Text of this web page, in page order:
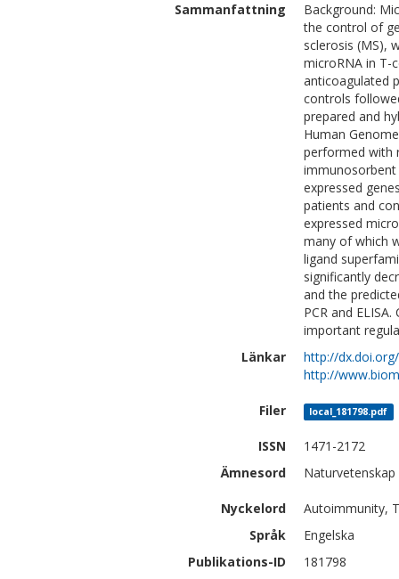
Sammanfattning
Background:
the control of
sclerosis (MS),
microRNA in T-
anticoagulated
controls
prepared and
Human
performed with
immunosorbent
expressed
patients and
expressed
many of which
ligand
significantly
and the
PCR and
important
Länkar
http://
http://
Filer local_181798.pdf
ISSN
1471-2172
Ämnesord
Nyckelord
Autoimmunity,
Språk
Engelska
Publikations-ID
181798